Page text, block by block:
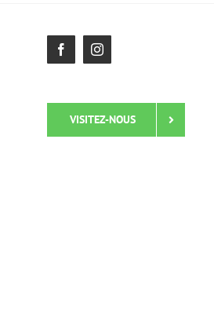
FacebookInstagram
VISITEZ-NOUS